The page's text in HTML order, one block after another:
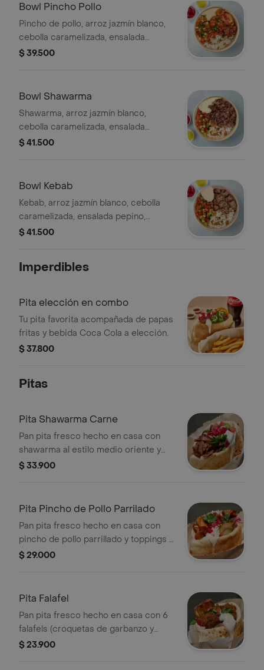
Bowl Pincho Pollo
Pincho de pollo, arroz jazmín blanco,
cebolla caramelizada, ensalada
pepino, jitomate, cebolla y hierbas,
$ 39.500
Bowl Shawarma
Shawarma, arroz jazmín blanco,
cebolla caramelizada, ensalada
pepino, jitomate, cebolla y hierbas,
$ 41.500
Bowl Kebab
Kebab, arroz jazmín blanco, cebolla
caramelizada, ensalada pepino,
jitomate, cebolla y hierbas, hummus,
$ 41.500
Imperdibles
Pita elección en combo
Tu pita favorita acompañada de papas
fritas y bebida Coca Cola a elección.
$ 37.800
Pitas
Pita Shawarma Carne
Pan pita fresco hecho en casa con
shawarma al estilo medio oriente y
toppings a elección.
$ 33.900
Pita Pincho de Pollo Parrilado
Pan pita fresco hecho en casa con
pincho de pollo parrillado y toppings a
elección.
$ 29.000
Pita Falafel
Pan pita fresco hecho en casa con 6
falafels (croquetas de garbanzo y
hierbas) y toppings a elección.
$ 23.900